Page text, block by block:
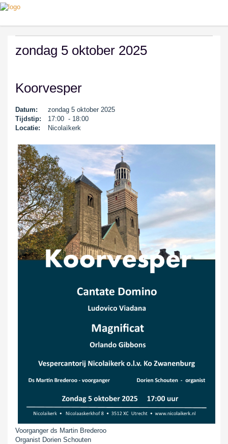
zondag 5 oktober 2025
Koorvesper
Datum:
zondag 5 oktober 2025
Tijdstip:
17:00 - 18:00
Locatie:
Nicolaïkerk
Voorganger ds Martin Brederoo
Organist Dorien Schouten